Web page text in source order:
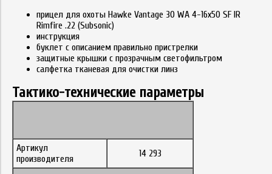
прицел для охоты Hawke Vantage 30 WA 4-16х50 SF IR
Rimfire .22 (Subsonic)
инструкция
буклет с описанием правильно пристрелки
защитные крышки с прозрачным светофильтром
салфетка тканевая для очистки линз
Тактико-технические параметры
Артикул
производителя
14 293